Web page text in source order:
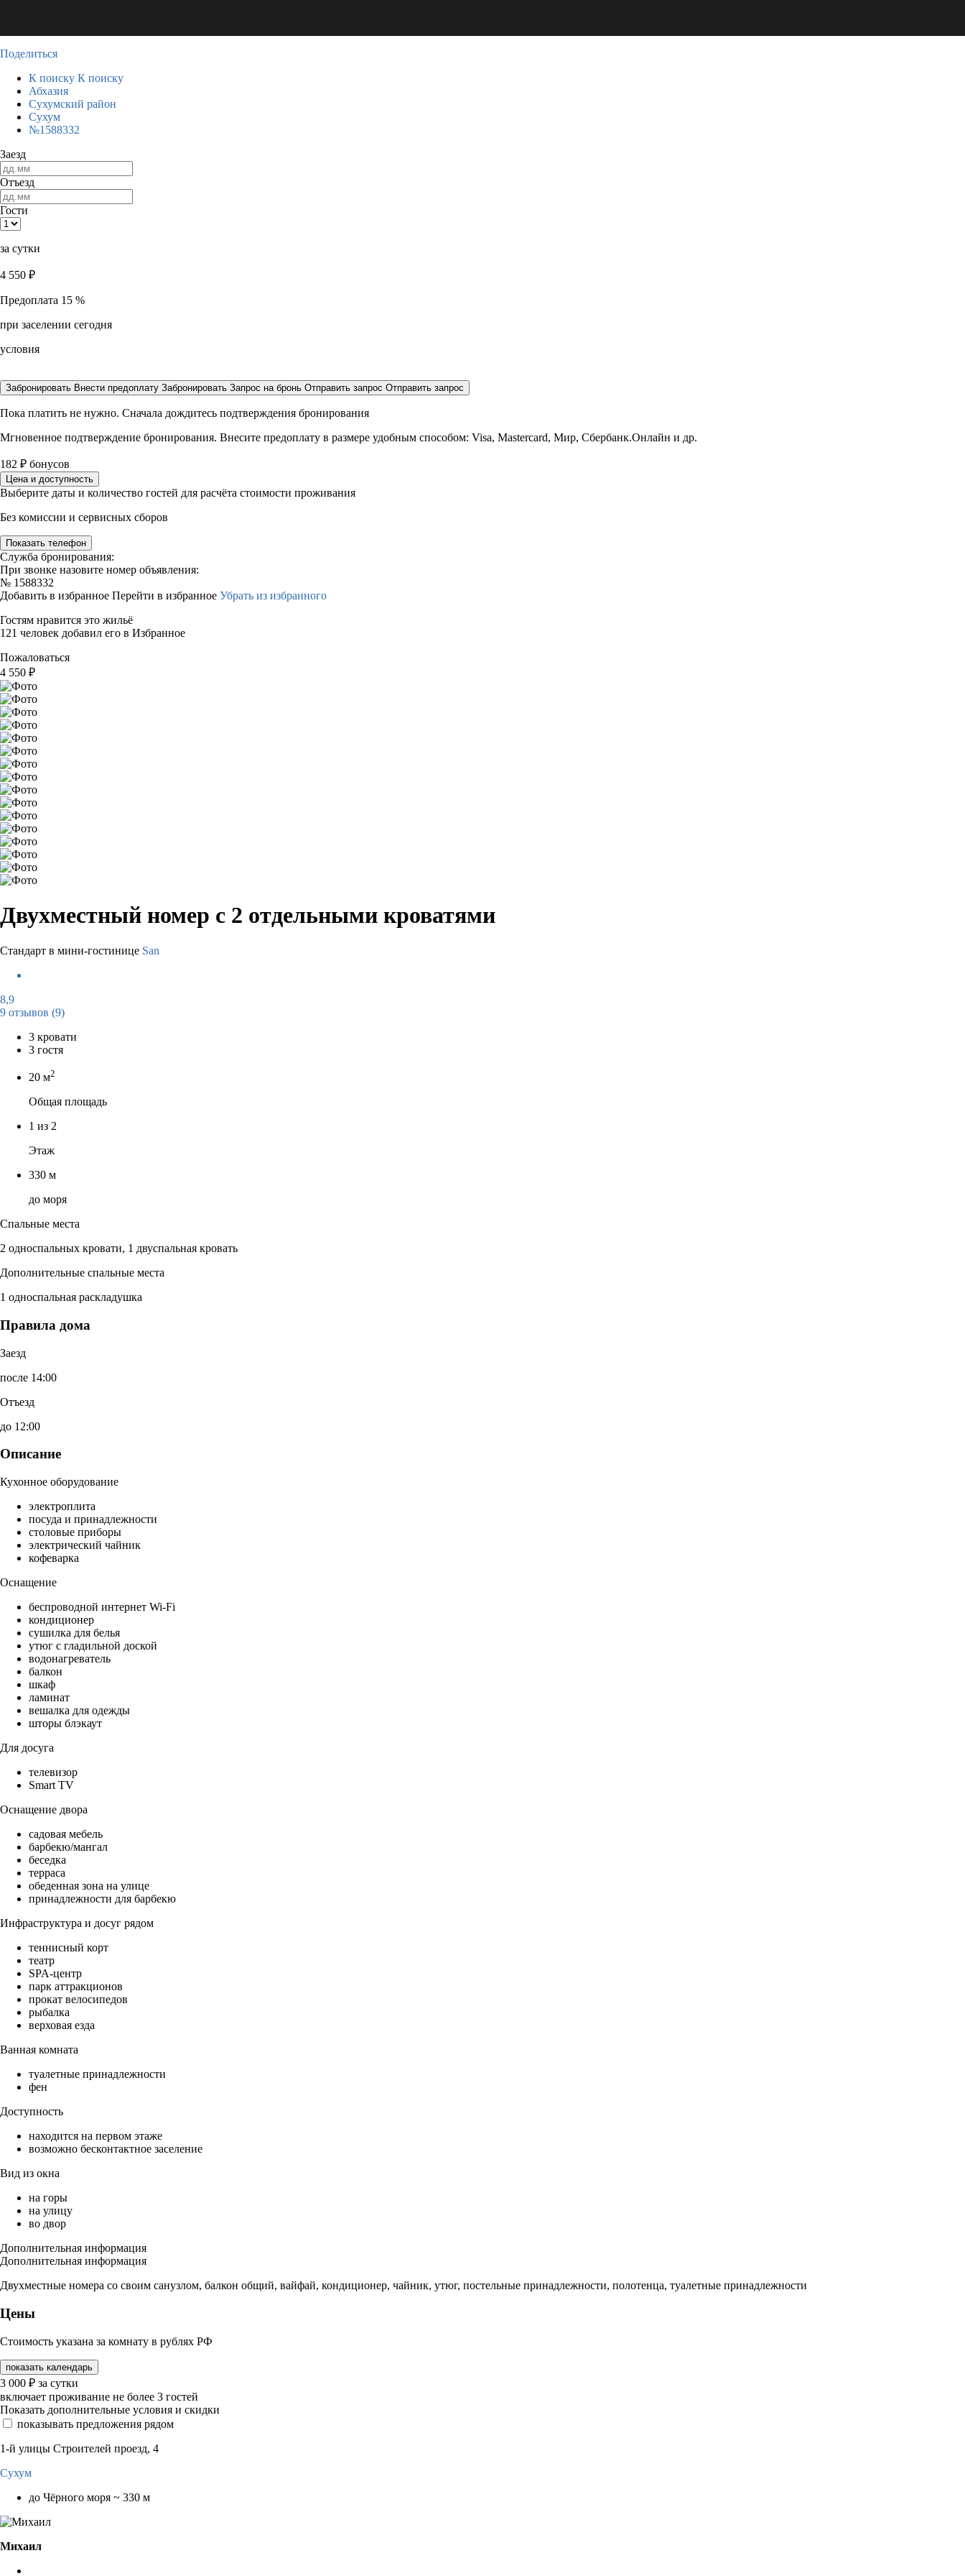
Поделиться
К поиску К поиску
Абхазия
Сухумский район
Сухум
№1588332
Заезд
Отъезд
Гости
за сутки
4 550 ₽
Предоплата 15 %
при заселении сегодня
условия
Забронировать Внести предоплату Забронировать Запрос на бронь Отправить запрос Отправить запрос
Пока платить не нужно. Сначала дождитесь подтверждения бронирования
Мгновенное подтверждение бронирования. Внесите предоплату в размере удобным способом: Visa, Mastercard, Мир, Сбербанк.Онлайн и др.
182 ₽ бонусов
Цена и доступность
Выберите даты и количество гостей для расчёта стоимости проживания
Без комиссии и сервисных сборов
Показать телефон
Служба бронирования:
При звонке назовите номер объявления:
№ 1588332
Добавить в избранное Перейти в избранное Убрать из избранного
Гостям нравится это жильё
121 человек добавил его в Избранное
Пожаловаться
4 550 ₽
Двухместный номер с 2 отдельными кроватями
Стандарт в мини-гостинице San
8,9
9 отзывов (9)
3 кровати
3 гостя
20 м2
Общая площадь
1 из 2
Этаж
330 м
до моря
Спальные места
2 односпальных кровати, 1 двуспальная кровать
Дополнительные спальные места
1 односпальная раскладушка
Правила дома
Заезд
после 14:00
Отъезд
до 12:00
Описание
Кухонное оборудование
электроплита
посуда и принадлежности
столовые приборы
электрический чайник
кофеварка
Оснащение
беспроводной интернет Wi-Fi
кондиционер
сушилка для белья
утюг с гладильной доской
водонагреватель
балкон
шкаф
ламинат
вешалка для одежды
шторы блэкаут
Для досуга
телевизор
Smart TV
Оснащение двора
садовая мебель
барбекю/мангал
беседка
терраса
обеденная зона на улице
принадлежности для барбекю
Инфраструктура и досуг рядом
теннисный корт
театр
SPA-центр
парк аттракционов
прокат велосипедов
рыбалка
верховая езда
Ванная комната
туалетные принадлежности
фен
Доступность
находится на первом этаже
возможно бесконтактное заселение
Вид из окна
на горы
на улицу
во двор
Дополнительная информация
Дополнительная информация
Двухместные номера со своим санузлом, балкон общий, вайфай, кондиционер, чайник, утюг, постельные принадлежности, полотенца, туалетные принадлежности
Цены
Стоимость указана за комнату в рублях РФ
показать календарь
3 000 ₽ за сутки
включает проживание не более 3 гостей
Показать дополнительные условия и скидки
показывать предложения рядом
1-й улицы Строителей проезд, 4
Сухум
до Чёрного моря ~ 330 м
Михаил